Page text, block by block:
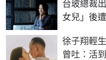
台玻總裁
女兒」後
徐子翔輕
曾吐：活